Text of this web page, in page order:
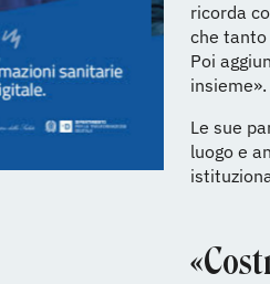
ricorda
che tanto
Poi
insieme».
Le sue
luogo e